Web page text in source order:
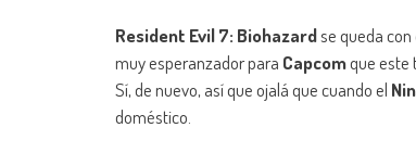
Resident Evil 7: Biohazardse queda
muy esperanzador para Capcomque este
Sí, de nuevo, así que ojalá que cuando el
doméstico.